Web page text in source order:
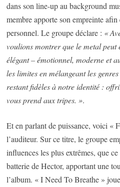
dans son line-up au background
membre apporte son empreinte
personnel. Le groupe déclare : «
voulions montrer que le metal peut
élégant – émotionnel, moderne et
les limites en mélangeant les
restant fidèles à notre identité :
vous prend aux tripes. ».
Et en parlant de puissance, voici «
l’auditeur. Sur ce titre, le groupe
influences les plus extrêmes, que
batterie de Hector, apportant une
l’album. « I Need To Breathe »